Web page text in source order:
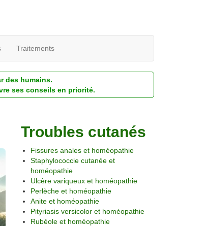
Traitements
des humains.
ses conseils en priorité.
Troubles cutanés
Fissures anales et homéopathie
Staphylococcie cutanée et
homéopathie
Ulcère variqueux et homéopathie
Perlèche et homéopathie
Anite et homéopathie
Pityriasis versicolor et homéopathie
Rubéole et homéopathie